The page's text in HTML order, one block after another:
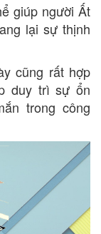
giúp người Ất
lại sự thịnh
cũng rất hợp
duy trì sự ổn
trong công